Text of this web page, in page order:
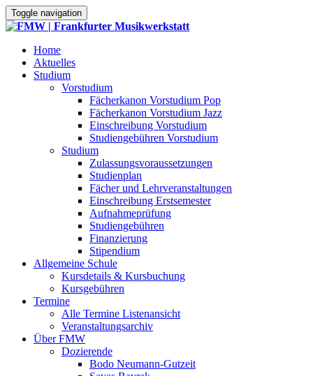
Toggle navigation
Home
Aktuelles
Studium
Vorstudium
Fächerkanon Vorstudium Pop
Fächerkanon Vorstudium Jazz
Einschreibung Vorstudium
Studiengebühren Vorstudium
Studium
Zulassungsvoraussetzungen
Studienplan
Fächer und Lehrveranstaltungen
Einschreibung Erstsemester
Aufnahmeprüfung
Studiengebühren
Finanzierung
Stipendium
Allgemeine Schule
Kursdetails & Kursbuchung
Kursgebühren
Termine
Alle Termine Listenansicht
Veranstaltungsarchiv
Über FMW
Dozierende
Bodo Neumann-Gutzeit